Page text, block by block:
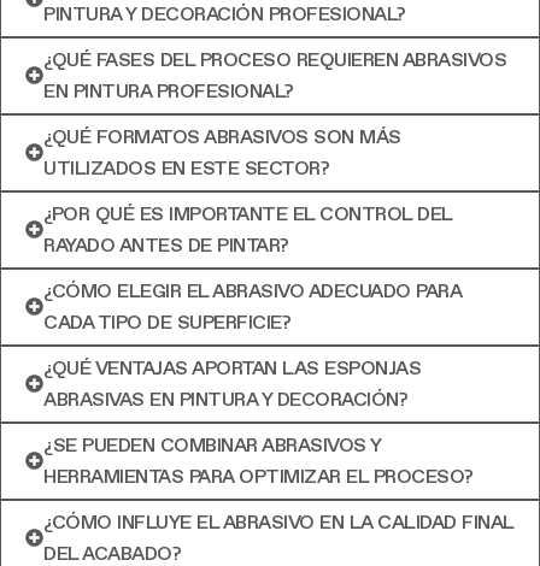
PINTURA Y DECORACIÓN PROFESIONAL?
¿QUÉ FASES DEL PROCESO REQUIEREN ABRASIVOS
EN PINTURA PROFESIONAL?
¿QUÉ FORMATOS ABRASIVOS SON MÁS
UTILIZADOS EN ESTE SECTOR?
¿POR QUÉ ES IMPORTANTE EL CONTROL DEL
RAYADO ANTES DE PINTAR?
¿CÓMO ELEGIR EL ABRASIVO ADECUADO PARA
CADA TIPO DE SUPERFICIE?
¿QUÉ VENTAJAS APORTAN LAS ESPONJAS
ABRASIVAS EN PINTURA Y DECORACIÓN?
¿SE PUEDEN COMBINAR ABRASIVOS Y
HERRAMIENTAS PARA OPTIMIZAR EL PROCESO?
¿CÓMO INFLUYE EL ABRASIVO EN LA CALIDAD FINAL
DEL ACABADO?